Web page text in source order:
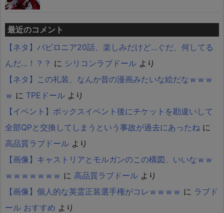
最近のコメント
【ネタ】バビロニア20話、楽しみだけど…ぐだ、何してる
んだ…！？？ に シリコンラブドール より
【ネタ】この礼装、なんか昔の漫画みたいな絵だなｗｗｗ
ｗ に TPEドール より
【イベント】ボックスイベント後にチケットを勘違いして
全部QPと交換してしまうという事故が過去にあったね に
高品質ラブドール より
【画像】キャストリアとモルガンのこの構図、いいなｗｗ
ｗｗｗｗｗｗｗ に 高品質ラブドール より
【画像】個人的な英霊正装選手権がコレｗｗｗｗ に ラブド
ール おすすめ より